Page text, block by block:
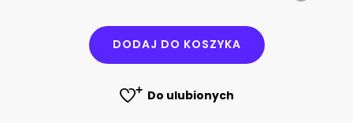
DODAJ DO KOSZYKA
Do ulubionych